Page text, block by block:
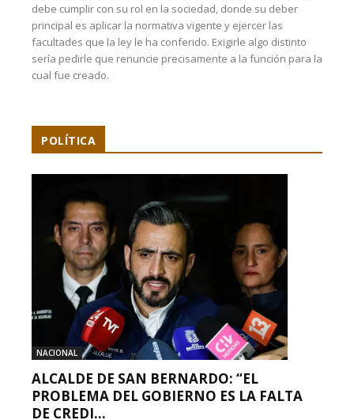
debe cumplir con su rol en la sociedad, donde su deber
principal es aplicar la normativa vigente y ejercer las
facultades que la ley le ha conferido. Exigirle algo distinto
sería pedirle que renuncie precisamente a la función para la
cual fue creado.
POLÍTICA
NACIONAL
ALCALDE DE SAN BERNARDO: “EL
PROBLEMA DEL GOBIERNO ES LA FALTA
DE CREDI...